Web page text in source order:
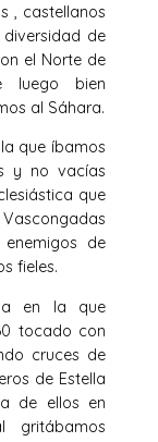
, castellanos
de
el Norte de
luego bien
al Sáhara.
que íbamos
y no vacías
que
de
fieles.
en la que
tocado con
cruces de
de Estella
de ellos en